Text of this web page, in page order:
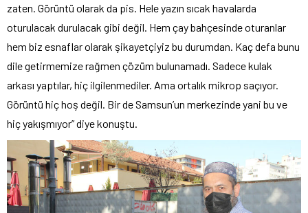
zaten. Görüntü olarak da pis. Hele yazın sıcak havalarda
oturulacak durulacak gibi değil. Hem çay bahçesinde oturanlar
hem biz esnaflar olarak şikayetçiyiz bu durumdan. Kaç defa bunu
dile getirmemize rağmen çözüm bulunamadı. Sadece kulak
arkası yaptılar, hiç ilgilenmediler. Ama ortalık mikrop saçıyor.
Görüntü hiç hoş değil. Bir de Samsun’un merkezinde yani bu ve
hiç yakışmıyor” diye konuştu.